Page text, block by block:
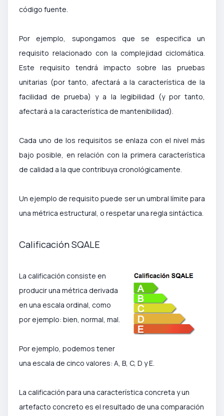
código fuente.
Por ejemplo, supongamos que se especifica un
requisito relacionado con la complejidad ciclomática.
Este requisito tendrá impacto sobre las pruebas
unitarias (por tanto, afectará a la característica de la
facilidad de prueba) y a la legibilidad (y por tanto,
afectará a la característica de mantenibilidad).
Cada uno de los requisitos se enlaza con el nivel más
bajo posible, en relación con la primera característica
de calidad a la que contribuya cronológicamente.
Un ejemplo de requisito puede ser un umbral límite para
una métrica estructural, o respetar una regla sintáctica.
Calificación SQALE
La calificación consiste en
producir una métrica derivada
en una escala ordinal, como
por ejemplo: bien, normal, mal.
Por ejemplo, podemos tener
una escala de cinco valores: A, B, C, D y E.
La calificación para una característica concreta y un
artefacto concreto es el resultado de una comparación